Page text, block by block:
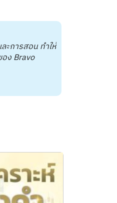
ะการสอน ทำให้
ง Bravo